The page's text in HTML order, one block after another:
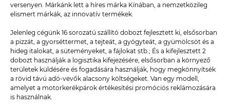
versenyen. Márkánk lett a híres márka Kínában, a nemzetközileg
elismert márkák, az innovatív termékek.
Jelenleg cégünk 16 sorozatú szállító dobozt fejlesztett ki, elsősorban
a pizzát, a gyorséttermet, a tejteát, a gyógyteát, a gyümölcsöt és a
hideg italokat, a süteményeket, a fájlokat stb.; És a kifejlesztett 2
dobozt használják a logisztika kifejezésére, elsősorban a környező
területek küldésére és fogadására használják, hogy megkönnyítsék
a rövid távú adó-vevők alacsony költségeket. Van egy modell,
amelyet a motorkerékpárok értékesítési promóciós reklámozására
is használnak.